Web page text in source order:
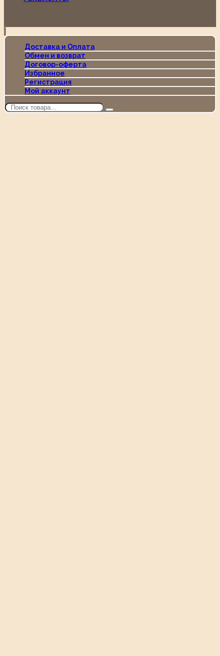
Доставка и Оплата
Обмен и возврат
Договор-оферта
Избранное
Регистрация
Мой аккаунт